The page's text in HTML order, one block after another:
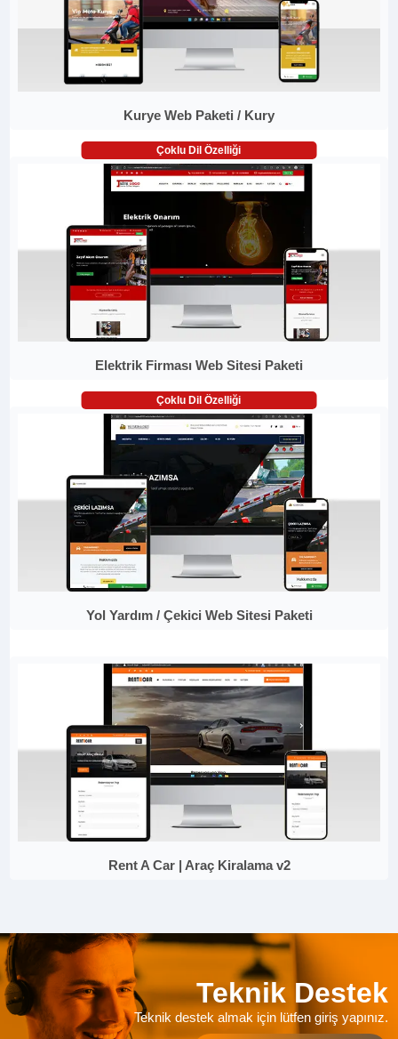
Kurye Web Paketi / Kury
Çoklu Dil Özelliği
Elektrik Firması Web Sitesi Paketi
Çoklu Dil Özelliği
Yol Yardım / Çekici Web Sitesi Paketi
Rent A Car | Araç Kiralama v2
Teknik Destek
Teknik destek almak için lütfen giriş yapınız.